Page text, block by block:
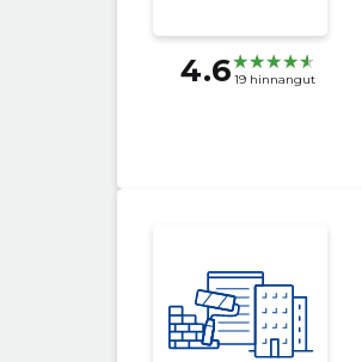
4.6 19 hinnangut